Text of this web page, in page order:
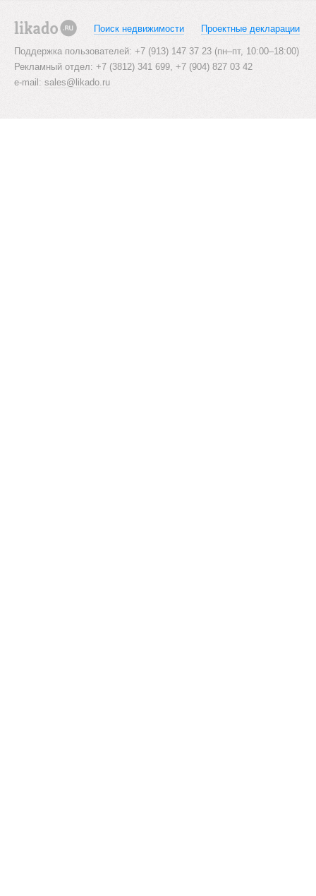
Поиск недвижимости Проектные декларации
Поддержка пользователей: +7 (913) 147 37 23 (пн–пт, 10:00–18:00)
Рекламный отдел: +7 (3812) 341 699, +7 (904) 827 03 42
e-mail: sales@likado.ru